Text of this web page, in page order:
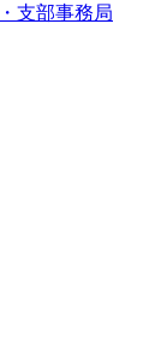
支部事務局